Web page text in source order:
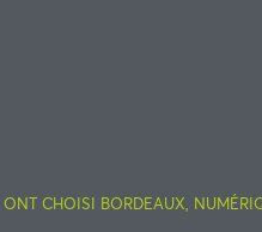
ONT CHOISI BORDEAUX,